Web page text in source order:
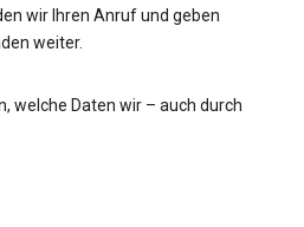
wir Ihren Anruf und geben
weiter.
welche Daten wir – auch durch